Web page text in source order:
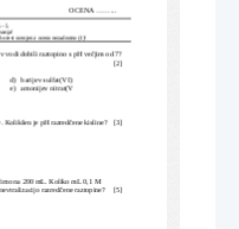
OCENA .........
- 5
test ocenjen z oceno nezadostno (1)!
vodi dobili raztopino s pH večjim od 7?
[2]
d)
barijev sulfat(VI)
e)
amonijev nitrat(V
Kolikšen je pH razredčene kisline? [3]
na 200 mL. Koliko mL 0,1 M
razredčene raztopine?
[5]